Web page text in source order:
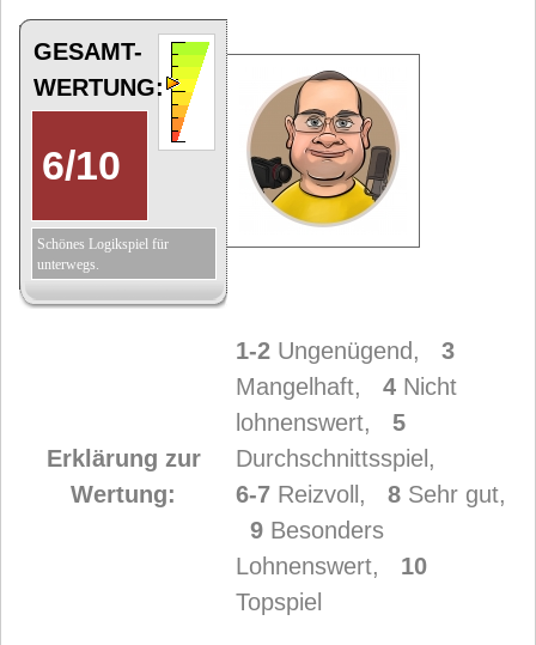
GESAMT-
WERTUNG:
6/10
Schönes Logikspiel für
unterwegs.
Erklärung zur
Wertung:
1-2 Ungenügend, 3
Mangelhaft, 4 Nicht
lohnenswert, 5
Durchschnittsspiel,
6-7 Reizvoll, 8 Sehr gut,
9 Besonders
Lohnenswert, 10
Topspiel